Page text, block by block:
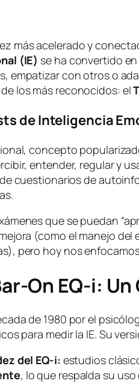
más acelerado y
(IE) se ha convertido
empatizar con otros o
los más reconocidos: el
de Inteligencia
concepto
entender, regular y
cuestionarios de
que se puedan
(como el manejo
pero hoy nos
On EQ-i:
de 1980 por el
para medir la IE. Su
del EQ-i: estudios
, lo que respalda su